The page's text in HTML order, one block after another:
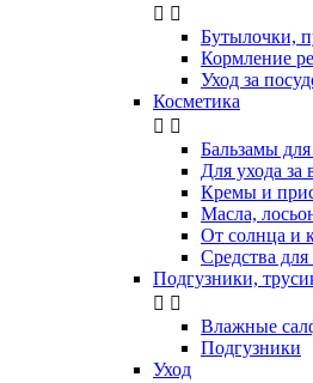
 
Бутылочки,
Кормление
Уход за
Косметика
 
Бальзамы
Для ухода за
Кремы и
Масла,
От солнца и
Средства
Подгузники,
 
Влажные
Подгузники
Уход